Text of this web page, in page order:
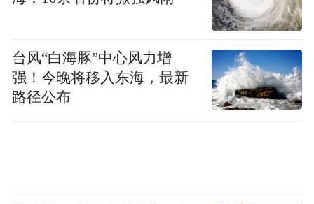
项目建设，持续拓展连片产业空间，高标准
推进同沙湖科技园、温塘现代化产业园区建
设，以实打实的举措推动项目早建成、早投
产、早见效，持续擦亮“拿地即开工”“完工即
投产”的“东城速度”，与企业携手并肩、同心
台风“白海豚”中心风力增
强！今晚将移入东海，最新
路径公布